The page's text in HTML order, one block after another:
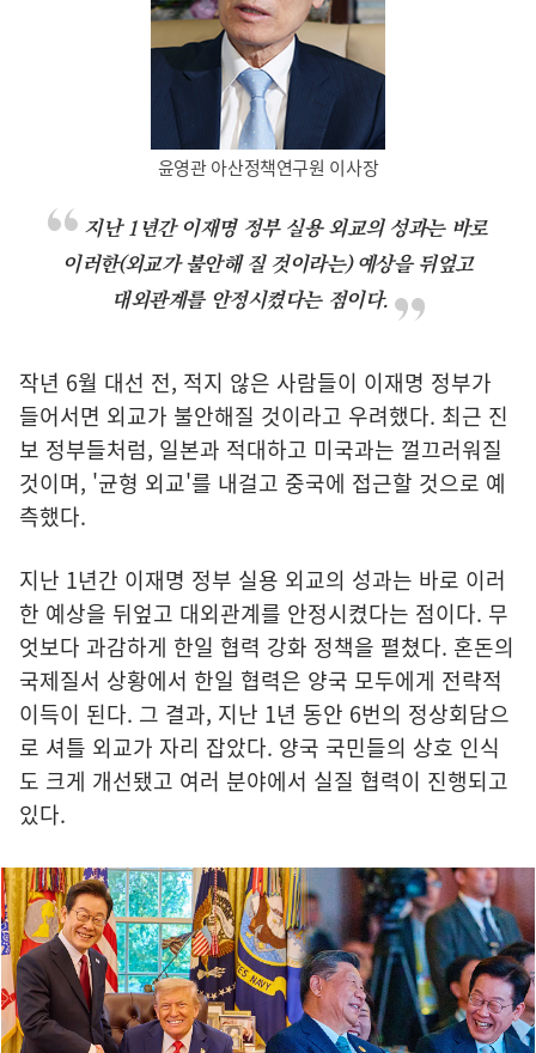
지난 1년간 이재명 정부 실용 외교의 성과는 바로
이러한(외교가 불안해 질 것이라는) 예상을 뒤엎고
대외관계를 안정시켰다는 점이다.
윤영관 아산정책연구원 이사장
작년 6월 대선 전, 적지 않은 사람들이 이재명 정부가
들어서면 외교가 불안해질 것이라고 우려했다. 최근 진
보 정부들처럼, 일본과 적대하고 미국과는 껄끄러워질
것이며, '균형 외교'를 내걸고 중국에 접근할 것으로 예
측했다.
지난 1년간 이재명 정부 실용 외교의 성과는 바로 이러
한 예상을 뒤엎고 대외관계를 안정시켰다는 점이다. 무
엇보다 과감하게 한일 협력 강화 정책을 펼쳤다. 혼돈의
국제질서 상황에서 한일 협력은 양국 모두에게 전략적
이득이 된다. 그 결과, 지난 1년 동안 6번의 정상회담으
로 셔틀 외교가 자리 잡았다. 양국 국민들의 상호 인식
도 크게 개선됐고 여러 분야에서 실질 협력이 진행되고
있다.